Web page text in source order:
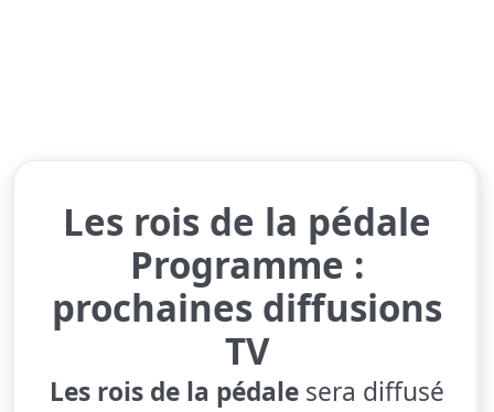
Les rois de la pédale
Programme :
prochaines diffusions
TV
Les rois de la pédale sera diffusé